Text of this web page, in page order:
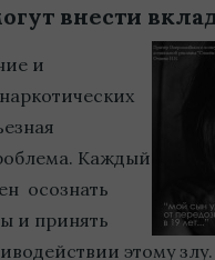
внести
и
Каждый
осознать
и принять
этому злу.